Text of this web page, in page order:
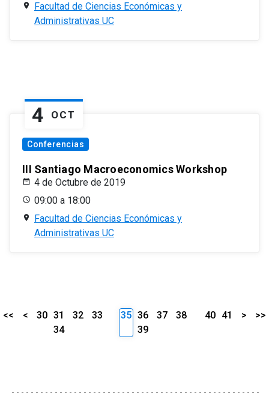
Facultad de Ciencias Económicas y
Administrativas UC
4 OCT
Conferencias
III Santiago Macroeconomics Workshop
4 de Octubre de 2019
09:00 a 18:00
Facultad de Ciencias Económicas y
Administrativas UC
<< < 30 31 32
33
34
35 36 37
38
39
40 41 > >>